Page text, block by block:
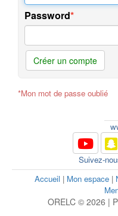
préférencesPassword
Créer un compte
*Mon mot de passe oublié
Suivez-
Accueil | Mon espace |
ORELC © 2026 |